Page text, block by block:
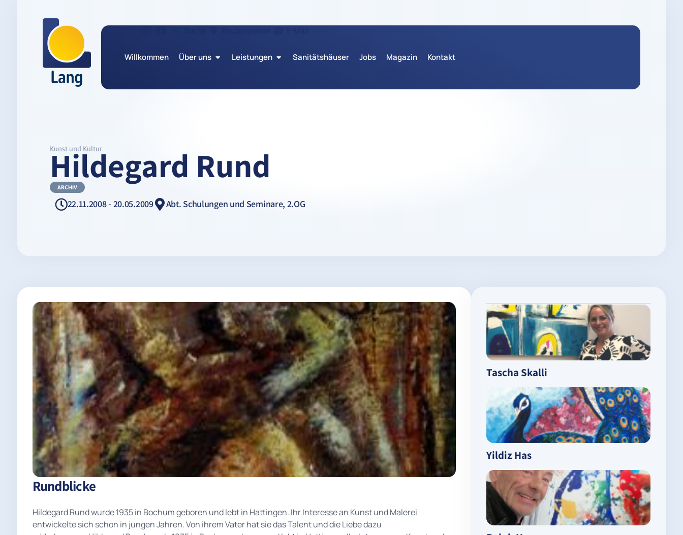
Willkommen Über uns Leistungen Sanitätshäuser Jobs Magazin Kontakt
Kunst und Kultur
Hildegard Rund
ARCHIV
22.11.2008 - 20.05.2009 Abt. Schulungen und Seminare, 2.OG
Rundblicke
Hildegard Rund wurde 1935 in Bochum geboren und lebt in Hattingen. Ihr Interesse an Kunst und Malerei
entwickelte sich schon in jungen Jahren. Von ihrem Vater hat sie das Talent und die Liebe dazu
Tascha Skalli
Yildiz Has